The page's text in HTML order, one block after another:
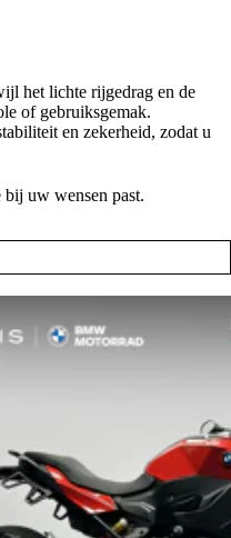
het lichte rijgedrag en de
of gebruiksgemak.
en zekerheid, zodat u
uw wensen past.